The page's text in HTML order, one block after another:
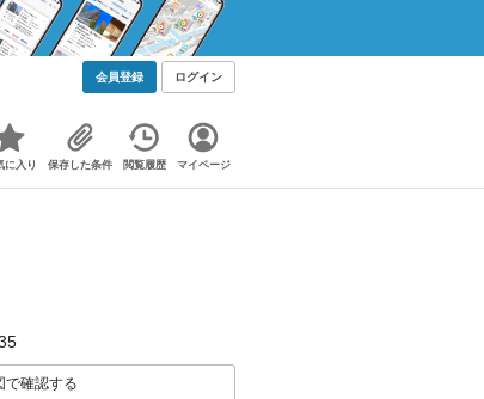
会員登録 ログイン
に入り 保存した条件 閲覧履歴 マイページ
で確認する